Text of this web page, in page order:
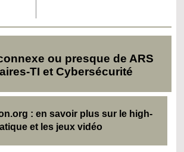
ou presque de ARS
TI et Cybersécurité
: en savoir plus sur le high-
et les jeux vidéo